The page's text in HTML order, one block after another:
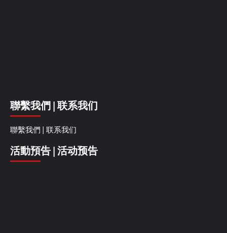
聯繫我們 | 联系我们
聯繫我們 | 联系我们
活動預告 | 活动预告